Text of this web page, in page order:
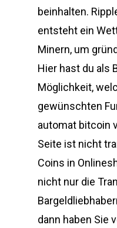
beinhalten.
entsteht ein
Minern, um
Hier hast du als
Möglichkeit,
gewünschten
automat bitcoin
Seite ist nicht
Coins in
nicht nur die
dann haben Sie